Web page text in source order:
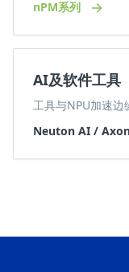
nPM系列
AI及软件工具
工具与NPU加速边
Neuton AI /